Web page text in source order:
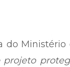
do Ministério
projeto